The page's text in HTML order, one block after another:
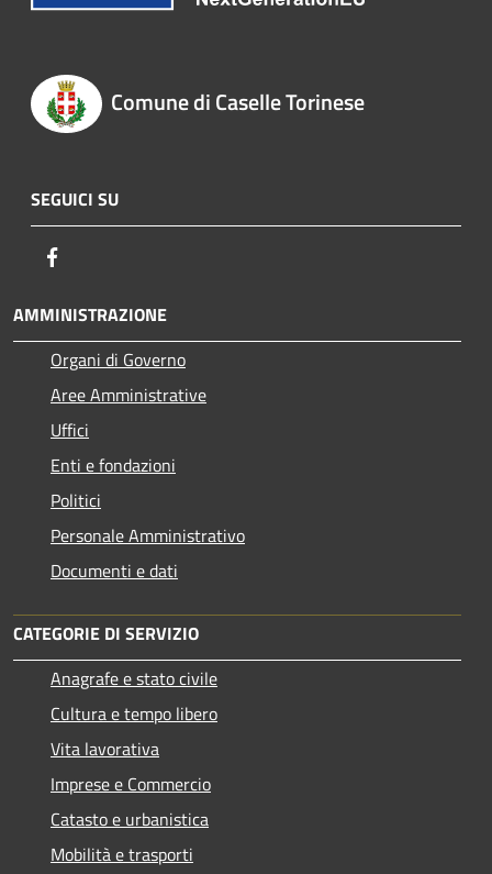
Comune di Caselle Torinese
SEGUICI SU
AMMINISTRAZIONE
Organi di Governo
Aree Amministrative
Uffici
Enti e fondazioni
Politici
Personale Amministrativo
Documenti e dati
CATEGORIE DI SERVIZIO
Anagrafe e stato civile
Cultura e tempo libero
Vita lavorativa
Imprese e Commercio
Catasto e urbanistica
Mobilità e trasporti